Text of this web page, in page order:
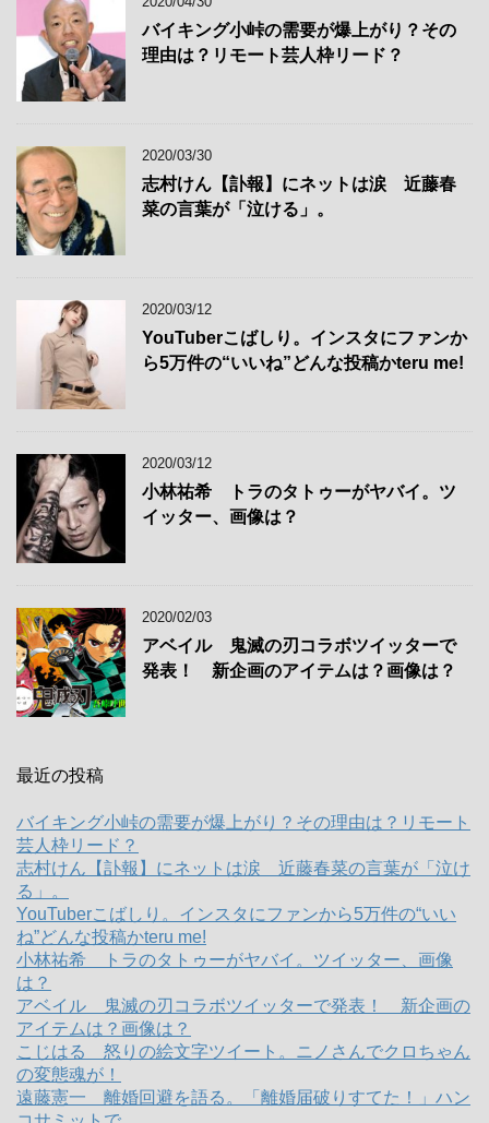
バイキング小峠の需要が爆上がり？その
理由は？リモート芸人枠リード？
2020/03/30
志村けん【訃報】にネットは涙 近藤春
菜の言葉が「泣ける」。
2020/03/12
YouTuberこばしり。インスタにファンか
ら5万件の“いいね”どんな投稿かteru me!
2020/03/12
小林祐希 トラのタトゥーがヤバイ。ツ
イッター、画像は？
2020/02/03
アベイル 鬼滅の刃コラボツイッターで
発表！ 新企画のアイテムは？画像は？
最近の投稿
バイキング小峠の需要が爆上がり？その理由は？リモート
芸人枠リード？
志村けん【訃報】にネットは涙 近藤春菜の言葉が「泣け
る」。
YouTuberこばしり。インスタにファンから5万件の“いい
ね”どんな投稿かteru me!
小林祐希 トラのタトゥーがヤバイ。ツイッター、画像
は？
アベイル 鬼滅の刃コラボツイッターで発表！ 新企画の
アイテムは？画像は？
こじはる 怒りの絵文字ツイート。ニノさんでクロちゃん
の変態魂が！
遠藤憲一 離婚回避を語る。「離婚届破りすてた！」ハン